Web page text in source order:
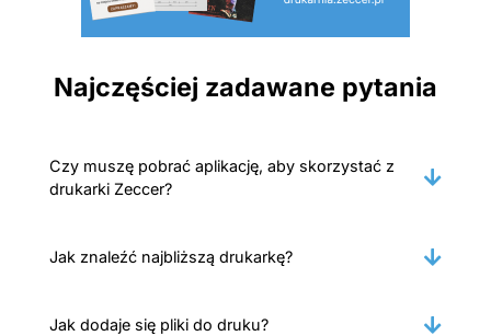
Najczęściej zadawane pytania
Czy muszę pobrać aplikację, aby skorzystać z
drukarki Zeccer?
Jak znaleźć najbliższą drukarkę?
Jak dodaje się pliki do druku?